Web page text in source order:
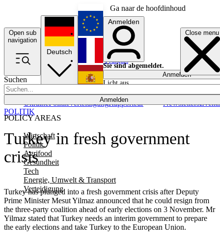
Ga naar de hoofdinhoud
Open sub
navigation
Close menu
Suchen
Anmelden
POLICY AREAS
Wirtschaft
Politik
Agrifood
Gesundheit
Tech
Energie, Umwelt & Transport
Verteidigung
UkrainePolitikVerteidigungRapporteur NewslettersEvents
Deutsch
English
Français
Anmelden
Sie sind abgemeldet.
Anmelden
Licht aus
Turkey in fresh government
crisis
Turkey has plunged into a fresh government crisis after Deputy
Prime Minister Mesut Yilmaz announced that he could resign from
the three-party coalition ahead of early elections on 3 November. Mr
Yilmaz stated that Turkey needs an interim government to prepare
the early elections and take Turkey to the European Union.
POLITIK